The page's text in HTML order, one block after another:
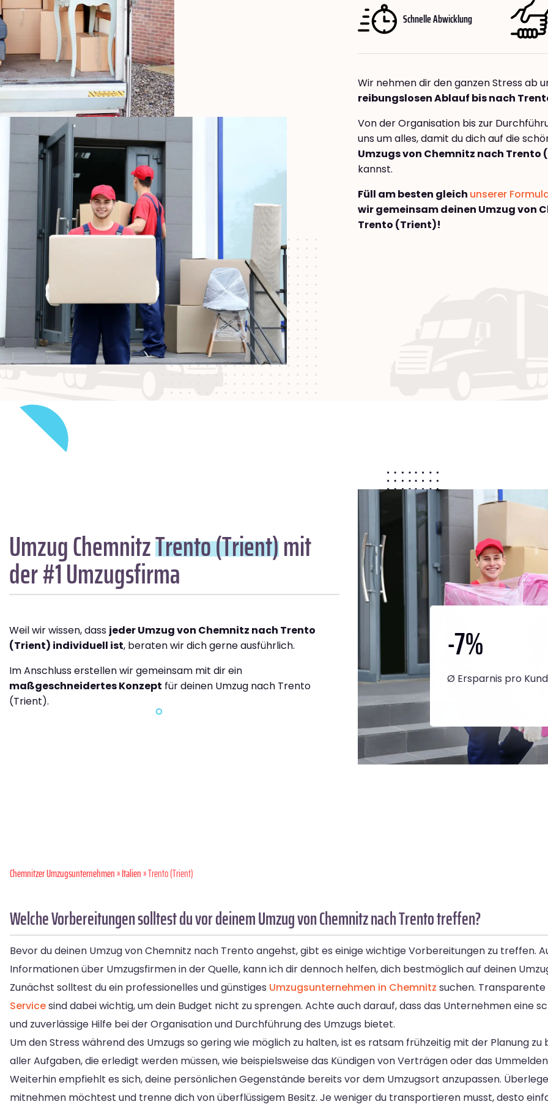
Schnelle Abwicklung
Wir nehmen dir den ganzen Stress ab
reibungslosen Ablauf bis nach
Von der Organisation bis zur
uns um alles, damit du dich auf die
Umzugs von Chemnitz nach Trento
kannst.
Füll am besten gleich unserer
wir gemeinsam deinen Umzug von
Trento (Trient)!
Umzug ChemnitzTrento (Trient)mit
der #1 Umzugsfirma
Weil wir wissen, dass jeder Umzug von Chemnitz nach Trento
(Trient) individuell ist, beraten wir dich gerne ausführlich.
Im Anschluss erstellen wir gemeinsam mit dir ein
maßgeschneidertes Konzept für deinen Umzug nach Trento
(Trient).
-7%
Ø Ersparnis pro
Chemnitzer Umzugsunternehmen»Italien» Trento (Trient)
Welche Vorbereitungen solltest du vor deinem Umzug von Chemnitz nach Trento treffen?
Bevor du deinen Umzug von Chemnitz nach Trento angehst, gibt es einige wichtige Vorbereitungen zu treffen.
Informationen über Umzugsfirmen in der Quelle, kann ich dir dennoch helfen, dich bestmöglich auf deinen
Zunächst solltest du ein professionelles und günstiges Umzugsunternehmen in Chemnitz suchen.
Servicesind dabei wichtig, um dein Budget nicht zu sprengen. Achte auch darauf, dass das Unternehmen eine
und zuverlässige Hilfe bei der Organisation und Durchführung des Umzugs bietet.
Um den Stress während des Umzugs so gering wie möglich zu halten, ist es ratsam frühzeitig mit der Planung zu
aller Aufgaben, die erledigt werden müssen, wie beispielsweise das Kündigen von Verträgen oder das
Weiterhin empfiehlt es sich, deine persönlichen Gegenstände bereits vor dem Umzugsort anzupassen.
mitnehmen möchtest und trenne dich von überflüssigem Besitz. Je weniger du transportieren musst, desto